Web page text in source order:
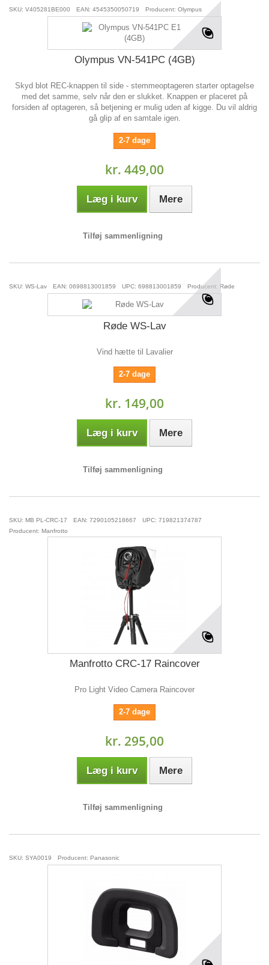
SKU: V405281BE000 EAN: 4545350050719 Producent: Olympus
Olympus VN-541PC (4GB)
Skyd blot REC-knappen til side - stemmeoptageren starter optagelse
med det samme, selv når den er slukket. Knappen er placeret på
forsiden af optageren, så betjening er mulig uden af kigge. Du vil aldrig
gå glip af en samtale igen.
2-7 dage
kr. 449,00
Læg i kurv Mere
Tilføj sammenligning
SKU: WS-Lav EAN: 0698813001859 UPC: 698813001859 Producent: Røde
Røde WS-Lav
Vind hætte til Lavalier
2-7 dage
kr. 149,00
Læg i kurv Mere
Tilføj sammenligning
SKU: MB PL-CRC-17 EAN: 7290105218667
UPC: 719821374787
Producent: Manfrotto
Manfrotto CRC-17 Raincover
Pro Light Video Camera Raincover
2-7 dage
kr. 295,00
Læg i kurv Mere
Tilføj sammenligning
SKU: SYA0019 Producent: Panasonic